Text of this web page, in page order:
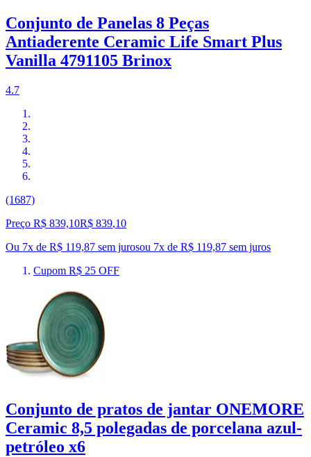
Conjunto de Panelas 8 Peças
Antiaderente Ceramic Life Smart Plus
Vanilla 4791105 Brinox
4.7
(1687)
Preço R$ 839,10R$ 839,10
Ou 7x de R$ 119,87 sem jurosou 7x de R$ 119,87 sem juros
Cupom R$ 25 OFF
Conjunto de pratos de jantar ONEMORE
Ceramic 8,5 polegadas de porcelana azul-
petróleo x6